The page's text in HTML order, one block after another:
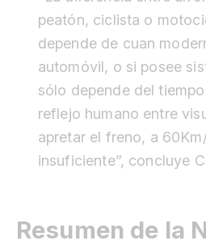
peatón, ciclista o
depende de cuan
automóvil, o si posee
sólo depende del
reflejo humano entre
apretar el freno, a
insuficiente”, concluye
Resumen de la